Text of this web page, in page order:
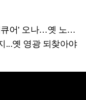
노보텔 자리 사무실 개설
...옛 영광 되찾아야